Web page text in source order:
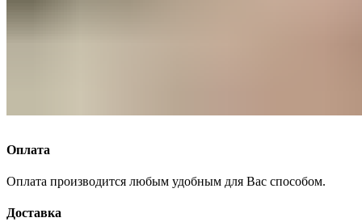
Оплата
Оплата производится любым удобным для Вас способом.
Доставка